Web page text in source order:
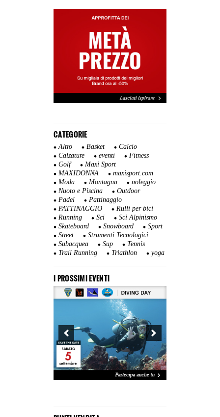
CATEGORIE
Altro Basket
Calcio
Calzature
eventi
Fitness
Golf
Maxi Sport
MAXIDONNA
maxisport.com
Moda
Montagna
noleggio
Nuoto e Piscina
Outdoor
Padel
Pattinaggio
PATTINAGGIO
Rulli per bici
Running
Sci
Sci Alpinismo
Skateboard
Snowboard
Sport
Street
Strumenti Tecnologici
Subacquea
Sup
Tennis
Trail Running
Triathlon yoga
I PROSSIMI EVENTI